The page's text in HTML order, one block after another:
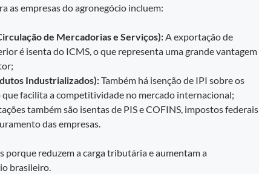
as empresas do agronegócio incluem:
de Mercadorias e Serviços):A exportação de
é isenta do ICMS, o que representa uma grande vantagem
Industrializados):Também há isenção de IPI sobre os
facilita a competitividade no mercado internacional;
também são isentas de PIS e COFINS, impostos federais
das empresas.
porque reduzem a carga tributária e aumentam a
brasileiro.